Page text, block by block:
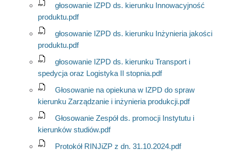
głosowanie IZPD ds. kierunku Innowacyjność
produktu.pdf
głosowanie IZPD ds. kierunku Inżynieria jakości
produktu.pdf
głosowanie IZPD ds. kierunku Transport i
spedycja oraz Logistyka II stopnia.pdf
Głosowanie na opiekuna w IZPD do spraw
kierunku Zarządzanie i inżynieria produkcji.pdf
Głosowanie Zespół ds. promocji Instytutu i
kierunków studiów.pdf
Protokół RINJiZP z dn. 31.10.2024.pdf